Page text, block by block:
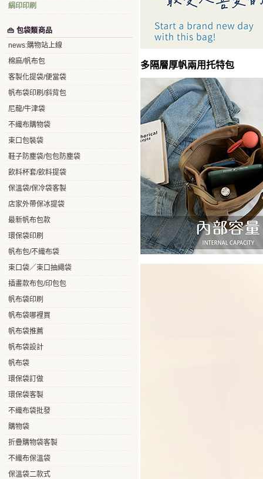
絹印印刷
👜 包袋類商品
news:購物站上線
棉麻/帆布包
客製化提袋/便當袋
帆布袋印刷/斜背包
尼龍/牛津袋
不織布購物袋
束口包裝袋
鞋子防塵袋/包包防塵袋
飲料杯套/飲料提袋
保溫袋/保冷袋客製
店家外帶保冰提袋
最新帆布包款
環保袋印刷
帆布包/不織布袋
束口袋／束口抽繩袋
插畫款布包/印包包
帆布袋印刷
帆布袋哪裡買
帆布袋推薦
帆布袋設計
帆布袋
環保袋訂做
環保袋客製
不織布袋批發
購物袋
折疊購物袋客製
不織布保溫袋
保溫袋二款式
多隔層厚帆兩用托特包